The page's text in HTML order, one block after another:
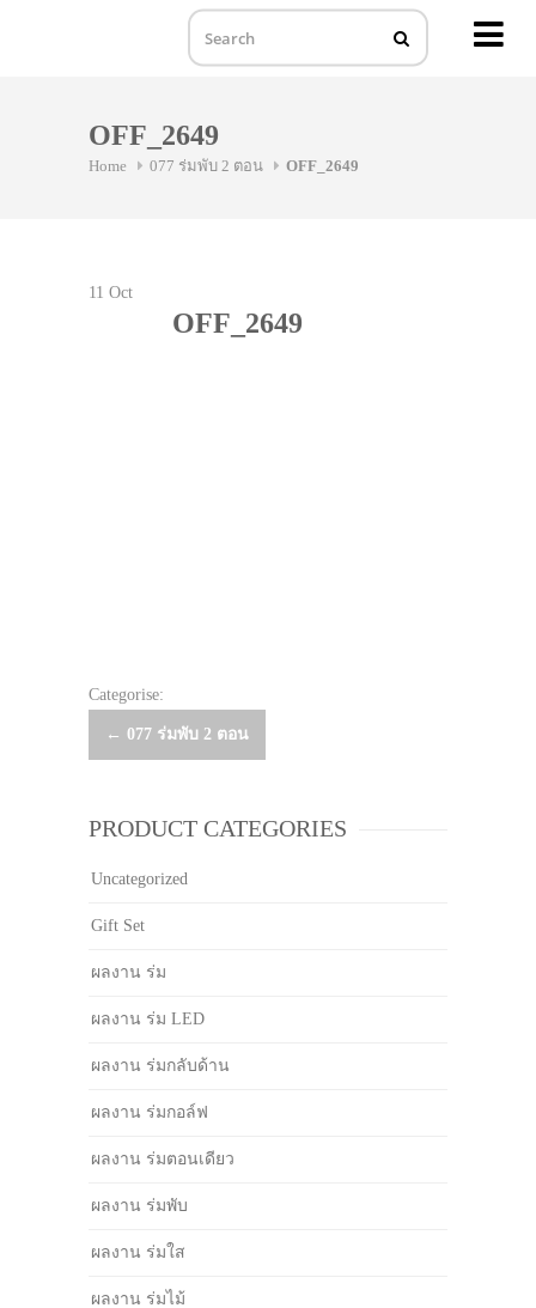
OFF_2649
Home 077 ร่มพับ 2 ตอน OFF_2649
11 Oct
OFF_2649
Categorise:
Post
← 077 ร่มพับ 2 ตอน
PRODUCT CATEGORIES
Uncategorized
Gift Set
ผลงาน ร่ม
ผลงาน ร่ม LED
ผลงาน ร่มกลับด้าน
ผลงาน ร่มกอล์ฟ
ผลงาน ร่มตอนเดียว
ผลงาน ร่มพับ
ผลงาน ร่มใส
ผลงาน ร่มไม้